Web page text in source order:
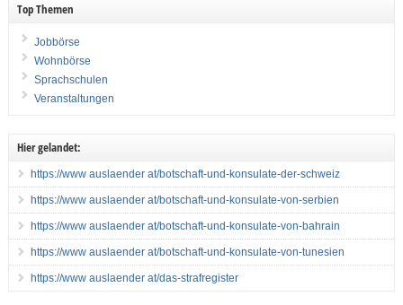
Top Themen
Jobbörse
Wohnbörse
Sprachschulen
Veranstaltungen
Hier gelandet:
https://www auslaender at/botschaft-und-konsulate-der-schweiz
https://www auslaender at/botschaft-und-konsulate-von-serbien
https://www auslaender at/botschaft-und-konsulate-von-bahrain
https://www auslaender at/botschaft-und-konsulate-von-tunesien
https://www auslaender at/das-strafregister